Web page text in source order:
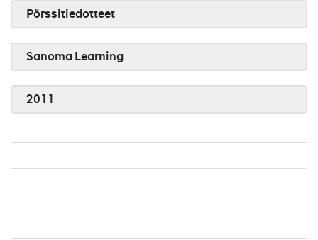
Pörssitiedotteet
Sanoma Learning
2011